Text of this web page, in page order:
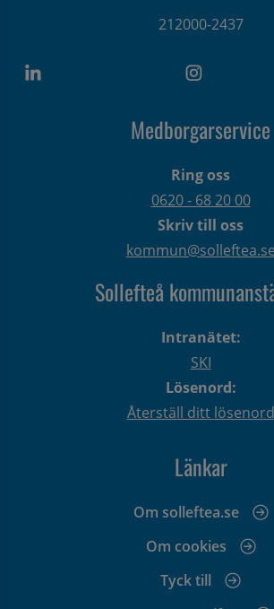
212000-2437
Medborgarservice
Ring oss
0620 - 68 20 00
Skriv till oss
kommun@solleftea.se
Sollefteå
Intranätet:
SKI
Lösenord:
Återställ ditt lösenord
Länkar
Om solleftea.se
Om cookies
Tyck till